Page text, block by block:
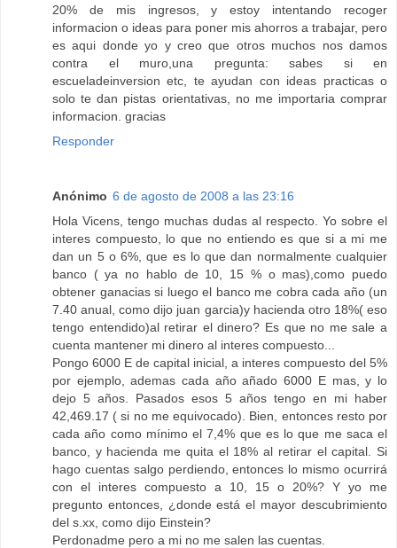
20% de mis ingresos, y estoy intentando recoger
informacion o ideas para poner mis ahorros a trabajar, pero
es aqui donde yo y creo que otros muchos nos damos
contra el muro,una pregunta: sabes si en
escueladeinversion etc, te ayudan con ideas practicas o
solo te dan pistas orientativas, no me importaria comprar
informacion. gracias
Responder
Anónimo 6 de agosto de 2008 a las 23:16
Hola Vicens, tengo muchas dudas al respecto. Yo sobre el
interes compuesto, lo que no entiendo es que si a mi me
dan un 5 o 6%, que es lo que dan normalmente cualquier
banco ( ya no hablo de 10, 15 % o mas),como puedo
obtener ganacias si luego el banco me cobra cada año (un
7.40 anual, como dijo juan garcia)y hacienda otro 18%( eso
tengo entendido)al retirar el dinero? Es que no me sale a
cuenta mantener mi dinero al interes compuesto...
Pongo 6000 E de capital inicial, a interes compuesto del 5%
por ejemplo, ademas cada año añado 6000 E mas, y lo
dejo 5 años. Pasados esos 5 años tengo en mi haber
42,469.17 ( si no me equivocado). Bien, entonces resto por
cada año como mínimo el 7,4% que es lo que me saca el
banco, y hacienda me quita el 18% al retirar el capital. Si
hago cuentas salgo perdiendo, entonces lo mismo ocurrirá
con el interes compuesto a 10, 15 o 20%? Y yo me
pregunto entonces, ¿donde está el mayor descubrimiento
del s.xx, como dijo Einstein?
Perdonadme pero a mi no me salen las cuentas.